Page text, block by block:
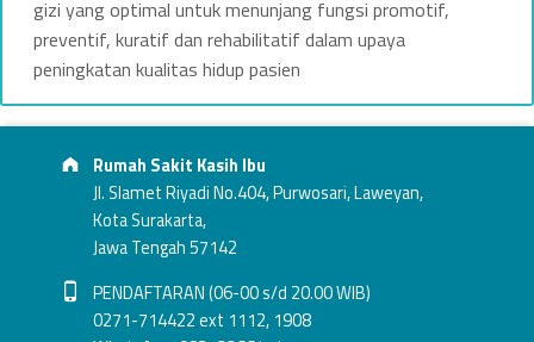
gizi yang optimal untuk menunjang fungsi promotif,
preventif, kuratif dan rehabilitatif dalam upaya
peningkatan kualitas hidup pasien
Skip back to main navigationFooter info sidebar
Address:
Rumah Sakit Kasih Ibu
Jl. Slamet Riyadi No.404, Purwosari, Laweyan,
Kota Surakarta,
Jawa Tengah 57142
Phone number:
PENDAFTARAN (06-00 s/d 20.00 WIB)
0271-714422 ext 1112, 1908